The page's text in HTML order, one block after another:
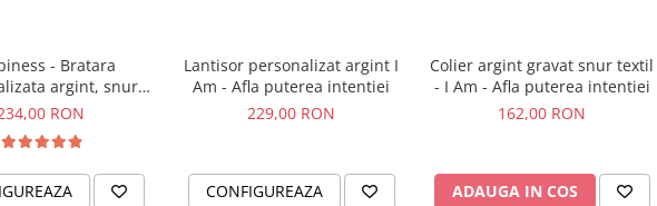
- Bratara
argint, snur
piele simbol
RON
Lantisor personalizat argint I
Am - Afla puterea intentiei
229,00 RON
CONFIGUREAZA
Colier argint gravat snur textil
- I Am - Afla puterea intentiei
162,00 RON
ADAUGA IN COS